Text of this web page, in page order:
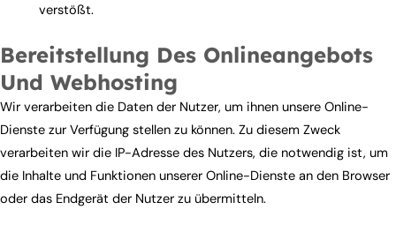
verstößt.
Bereitstellung Des Onlineangebots
Und Webhosting
Wir verarbeiten die Daten der Nutzer, um ihnen unsere Online-
Dienste zur Verfügung stellen zu können. Zu diesem Zweck
verarbeiten wir die IP-Adresse des Nutzers, die notwendig ist, um
die Inhalte und Funktionen unserer Online-Dienste an den Browser
oder das Endgerät der Nutzer zu übermitteln.